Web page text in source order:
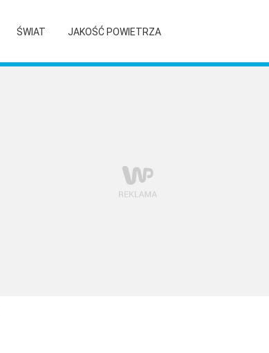
ŚWIAT JAKOŚĆ POWIETRZA